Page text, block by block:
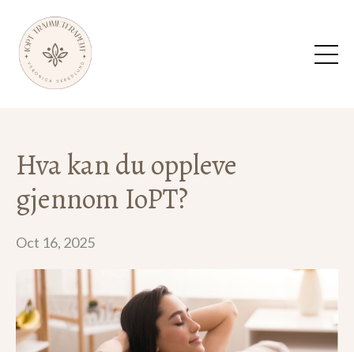
Hva kan du oppleve
gjennom IoPT?
Oct 16, 2025